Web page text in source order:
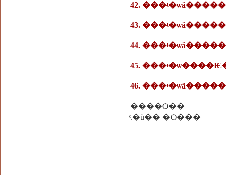
42.
43.
44.
45.
46.
����Ѻ��
ͨ.�ù�� �Ѻ���